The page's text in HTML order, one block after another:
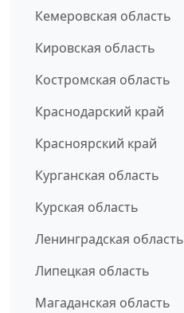
Кемеровская область
Кировская область
Костромская область
Краснодарский край
Красноярский край
Курганская область
Курская область
Ленинградская область
Липецкая область
Магаданская область